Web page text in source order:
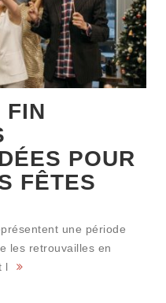
FIN
POUR
FÊTES
une période
les retrouvailles en
l